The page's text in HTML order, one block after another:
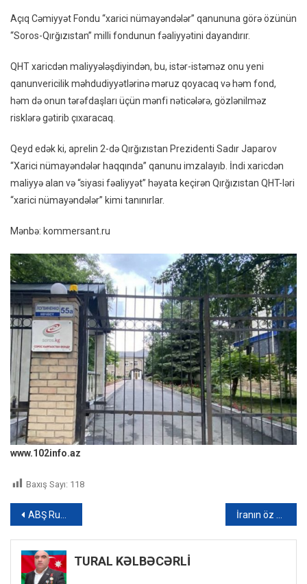
Açıq Cəmiyyət Fondu “xarici nümayəndələr” qanununa görə özünün
“Soros-Qırğızıstan” milli fondunun fəaliyyətini dayandırır.
QHT xaricdən maliyyələşdiyindən, bu, istər-istəməz onu yeni
qanunvericilik məhdudiyyətlərinə məruz qoyacaq və həm fond,
həm də onun tərəfdaşları üçün mənfi nəticələrə, gözlənilməz
risklərə gətirib çıxaracaq.
Qeyd edək ki, aprelin 2-də Qırğızıstan Prezidenti Sadır Japarov
“Xarici nümayəndələr haqqında” qanunu imzalayıb. İndi xaricdən
maliyyə alan və “siyasi fəaliyyət” həyata keçirən Qırğızıstan QHT-ləri
“xarici nümayəndələr” kimi tanınırlar.
Mənbə: kommersant.ru
www.102info.az
Baxış Sayı: 118
Yazı
naviqasiyası
ABŞ Rusiyanın dondurulan aktivlərini müsadirə edə bilər
TURAL KƏLBƏCƏRLİ